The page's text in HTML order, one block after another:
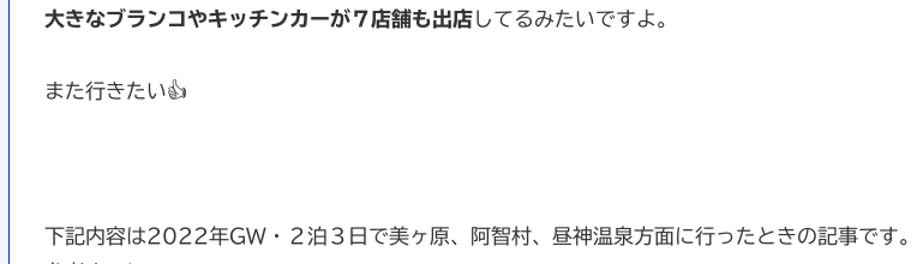
大きなブランコやキッチンカーが７店舗も出店してるみたいですよ。
また行きたい👍
下記内容は2022年GW・２泊３日で美ヶ原、阿智村、昼神温泉方面に行ったときの記事です。